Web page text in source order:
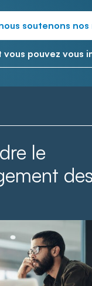
soutenons nos
vous pouvez vous
le
des